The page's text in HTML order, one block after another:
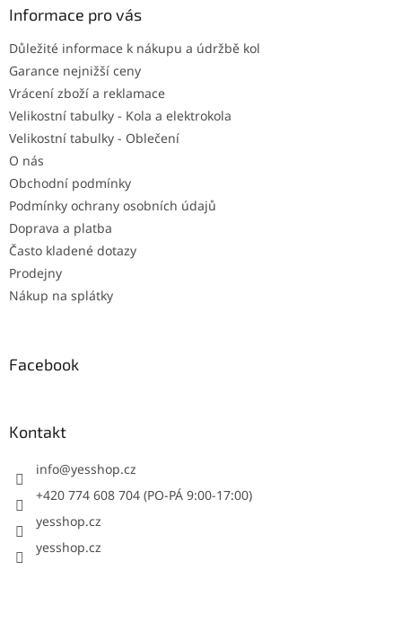
Informace pro vás
Důležité informace k nákupu a údržbě kol
Garance nejnižší ceny
Vrácení zboží a reklamace
Velikostní tabulky - Kola a elektrokola
Velikostní tabulky - Oblečení
O nás
Obchodní podmínky
Podmínky ochrany osobních údajů
Doprava a platba
Často kladené dotazy
Prodejny
Nákup na splátky
Facebook
Kontakt
info@yesshop.cz
+420 774 608 704 (PO-PÁ 9:00-17:00)
yesshop.cz
yesshop.cz